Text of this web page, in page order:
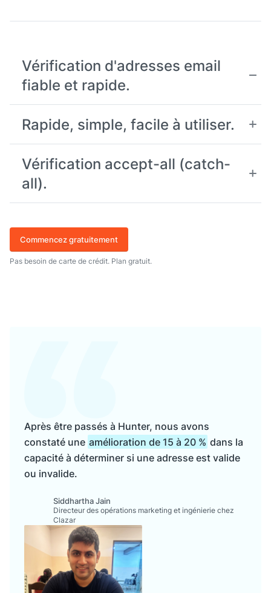
Vérification d'adresses email
fiable et rapide.
Rapide, simple, facile à utiliser.
Vérification accept-all (catch-
all).
Commencez gratuitement
Pas besoin de carte de crédit. Plan gratuit.
Après être passés à Hunter, nous avons
constaté une amélioration de 15 à 20 % dans la
capacité à déterminer si une adresse est valide
ou invalide.
Siddhartha Jain
Directeur des opérations marketing et ingénierie chez
Clazar